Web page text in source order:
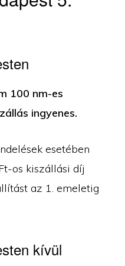
100 nm-es
ingyenes.
esetében
os kiszállási díj
az 1. emeletig
kívül